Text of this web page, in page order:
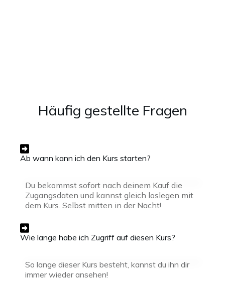
Häufig gestellte Fragen
Ab wann kann ich den Kurs starten?
Du bekommst sofort nach deinem Kauf die
Zugangsdaten und kannst gleich loslegen mit
dem Kurs. Selbst mitten in der Nacht!
Wie lange habe ich Zugriff auf diesen Kurs?
So lange dieser Kurs besteht, kannst du ihn dir
immer wieder ansehen!